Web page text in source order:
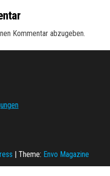
Kommentar abzugeben.
| Theme: Envo Magazine